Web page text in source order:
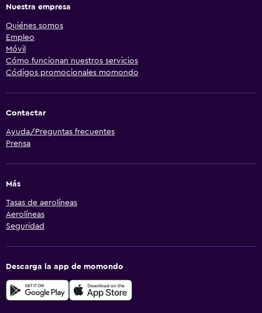
Nuestra empresa
Quiénes somos
Empleo
Móvil
Cómo funcionan nuestros servicios
Códigos promocionales momondo
Contactar
Ayuda/Preguntas frecuentes
Prensa
Más
Tasas de aerolíneas
Aerolíneas
Seguridad
Descarga la app de momondo